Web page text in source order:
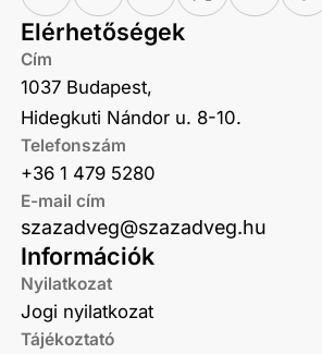
Információk
Nyilatkozat
Jogi nyilatkozat
Tájékoztató
Elérhetőségek
Cím
1037 Budapest,
Hidegkuti Nándor u. 8-10.
Telefonszám
+36 1 479 5280
E-mail cím
szazadveg@szazadveg.hu